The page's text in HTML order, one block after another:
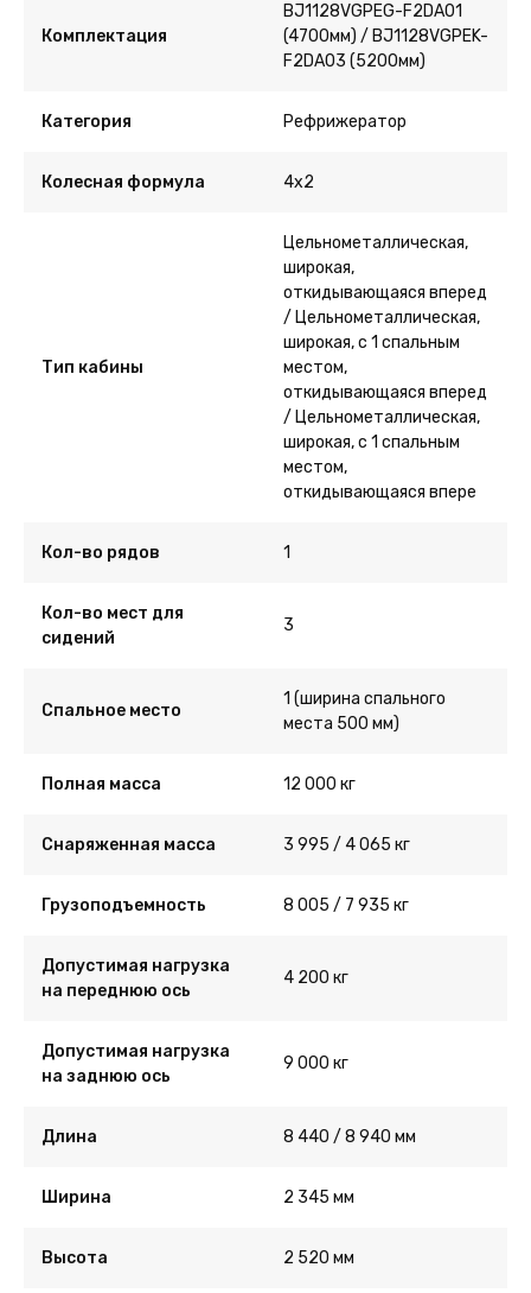
Комплектация
BJ1128VGPEG-F2DA01
(4700мм) / BJ1128VGPEK-
F2DA03 (5200мм)
Категория Рефрижератор
Колесная формула 4x2
Тип кабины
Цельнометаллическая,
широкая,
откидывающаяся вперед
/ Цельнометаллическая,
широкая, c 1 спальным
местом,
откидывающаяся вперед
/ Цельнометаллическая,
широкая, c 1 спальным
местом,
откидывающаяся впере
Кол-во рядов 1
Кол-во мест для
сидений
3
Спальное место
1 (ширина спального
места 500 мм)
Полная масса 12 000 кг
Снаряженная масса 3 995 / 4 065 кг
Грузоподъемность 8 005 / 7 935 кг
Допустимая нагрузка
на переднюю ось
4 200 кг
Допустимая нагрузка
на заднюю ось
9 000 кг
Длина 8 440 / 8 940 мм
Ширина 2 345 мм
Высота 2 520 мм